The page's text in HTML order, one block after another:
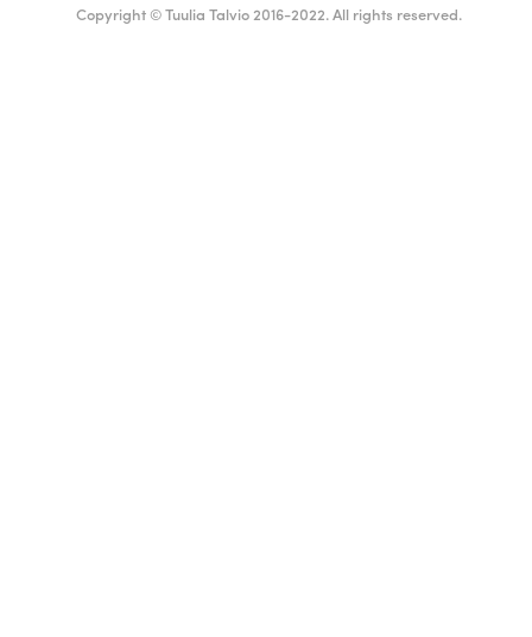
Copyright © Tuulia Talvio 2016-2022. All rights reserved.